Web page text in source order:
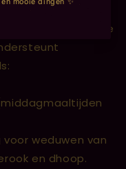
vervaardigd door
Seva Trust. Deze
weduwen van
en dhoop.